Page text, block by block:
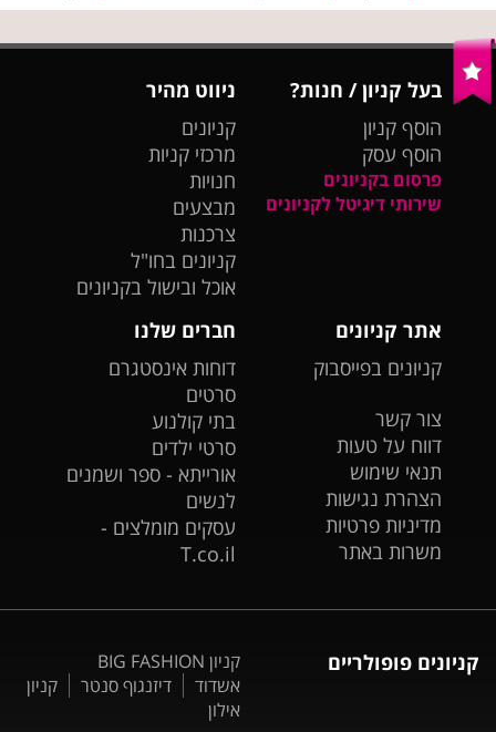
בעל קניון / חנות?
הוסף קניון
הוסף עסק
פרסום בקניונים
שירותי דיגיטל לקניונים
ניווט מהיר
קניונים
מרכזי קניות
חנויות
מבצעים
צרכנות
קניונים בחו"ל
אוכל ובישול בקניונים
אתר קניונים
קניונים בפייסבוק
צור קשר
דווח על טעות
תנאי שימוש
הצהרת נגישות
מדיניות פרטיות
משרות באתר
חברים שלנו
דוחות אינסטגרם
סרטים
בתי קולנוע
סרטי ילדים
אורייתא - ספר ושמנים
לנשים
עסקים מומלצים -
T.co.il
קניונים פופולריים
קניון BIG FASHION
אשדוד
דיזנגוף סנטר
קניון
אילון